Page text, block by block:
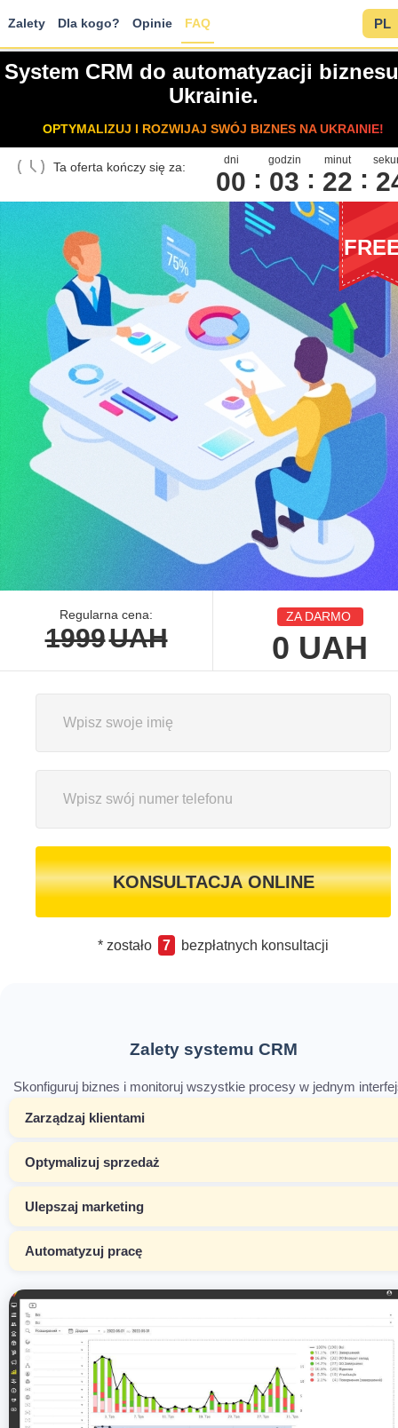
Zalety Dla kogo? Opinie FAQ PL
System CRM do automatyzacji
Ukrainie.
OPTYMALIZUJ I ROZWIJAJ SWÓJ BIZNES NA UKRAINIE!
Ta oferta kończy się za: dni
00
godzin
03
minut
22 2
Regularna cena:
1999UAH
ZA DARMO
0 UAH
KONSULTACJA ONLINE
* zostało 7 bezpłatnych konsultacji
Zalety systemu CRM
Skonfiguruj biznes i monitoruj wszystkie procesy w jednym
Zarządzaj klientami
Optymalizuj sprzedaż
Ulepszaj marketing
Automatyzuj pracę